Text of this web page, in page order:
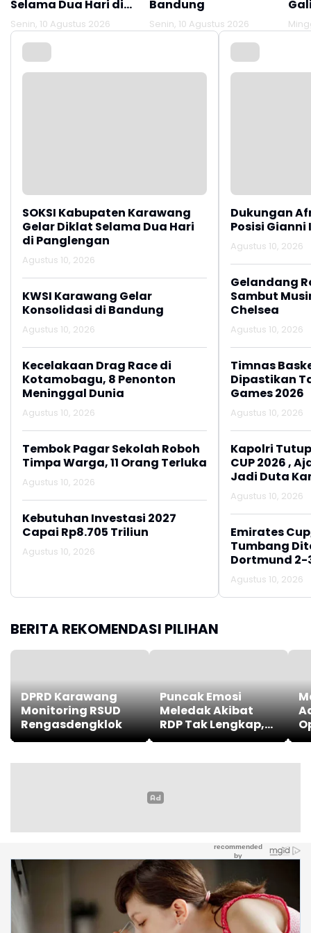
Selama Dua Hari di
Panglengan
Senin, 10 Agustus 2026
Bandung
Senin, 10 Agustus 2026
SOKSI Kabupaten Karawang
Gelar Diklat Selama Dua Hari
di Panglengan
Agustus 10, 2026
KWSI Karawang Gelar
Konsolidasi di Bandung
Agustus 10, 2026
Kecelakaan Drag Race di
Kotamobagu, 8 Penonton
Meninggal Dunia
Agustus 10, 2026
Tembok Pagar Sekolah Roboh
Timpa Warga, 11 Orang Terluka
Agustus 10, 2026
Kebutuhan Investasi 2027
Capai Rp8.705 Triliun
Agustus 10, 2026
Dukungan
Posisi Gianni
Agustus 10, 2026
Gelandang
Sambut
Chelsea
Agustus 10, 2026
Timnas
Dipastikan
Games 2026
Agustus 10, 2026
Kapolri
CUP 2026 ,
Jadi Duta
Aktif
110
Agustus 10, 2026
Emirates
Tumbang
Dortmund 2-
Agustus 10, 2026
BERITA REKOMENDASI PILIHAN
DPRD Karawang
Monitoring RSUD
Rengasdengklok
Puncak Emosi
Meledak Akibat
RDP Tak Lengkap,
Mahasiswa
Tidak Percaya dan
Kantor Bupati
Karawang